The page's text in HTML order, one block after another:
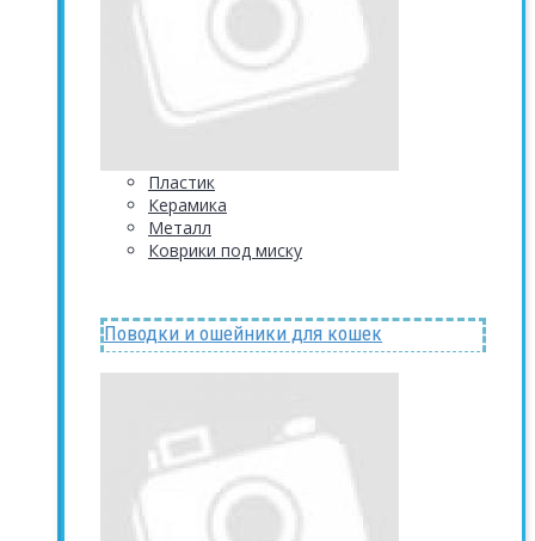
Пластик
Керамика
Металл
Коврики под миску
Поводки и ошейники для кошек